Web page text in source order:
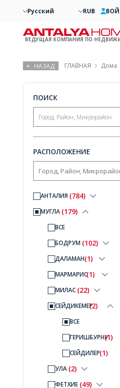
НАЗАД ГЛАВНАЯ Дома
ПОИСК
РАСПОЛОЖЕНИЕ
АНТАЛИЯ (784)
МУГЛА (179)
ВСЕ
БОДРУМ (102)
ДАЛАМАН(1)
МАРМАРИС(1)
МИЛАС (22)
СЕЙДИКЕМЕР(2)
ВСЕ
ГЕРИШБУРНУ(1)
СЕЙДИЛЕР(1)
УЛА (2)
ФЕТХИЕ (49)
и сауной в Сейдикемер Мугла 1
Отдельно стоящий
Русский RUB
ВЕДУЩАЯ КОМПАНИЯ ПО